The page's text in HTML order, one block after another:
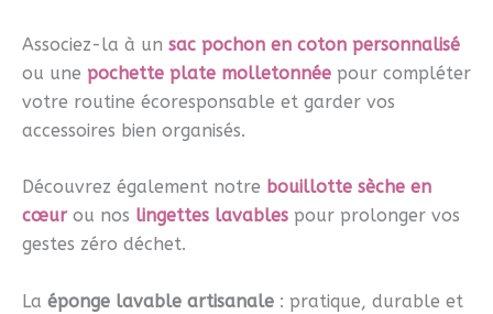
Associez-la à un sac pochon en coton personnalisé
ou une pochette plate molletonnée pour compléter
votre routine écoresponsable et garder vos
accessoires bien organisés.
Découvrez également notre bouillotte sèche en
cœurou nos lingettes lavables pour prolonger vos
gestes zéro déchet.
La éponge lavable artisanale : pratique, durable et